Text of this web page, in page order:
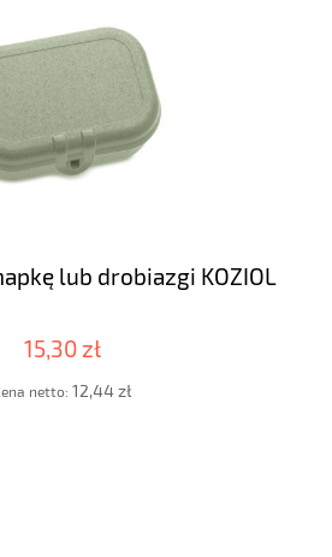
lub drobiazgi KOZIOL
15,30 zł
netto: 12,44 zł